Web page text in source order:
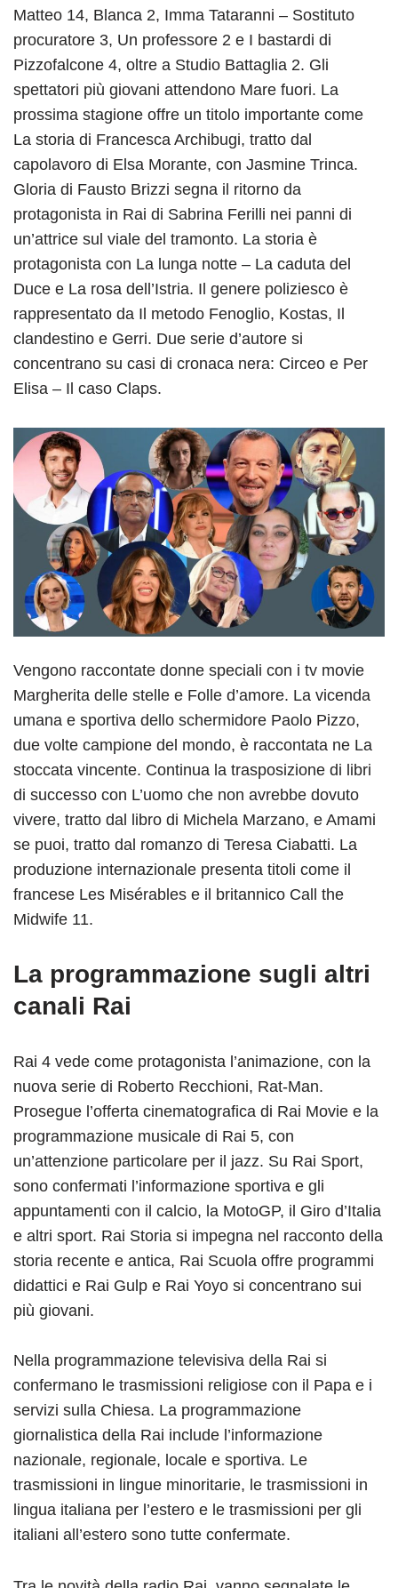
Matteo 14, Blanca 2, Imma Tataranni – Sostituto
procuratore 3, Un professore 2 e I bastardi di
Pizzofalcone 4, oltre a Studio Battaglia 2. Gli
spettatori più giovani attendono Mare fuori. La
prossima stagione offre un titolo importante come
La storia di Francesca Archibugi, tratto dal
capolavoro di Elsa Morante, con Jasmine Trinca.
Gloria di Fausto Brizzi segna il ritorno da
protagonista in Rai di Sabrina Ferilli nei panni di
un’attrice sul viale del tramonto. La storia è
protagonista con La lunga notte – La caduta del
Duce e La rosa dell’Istria. Il genere poliziesco è
rappresentato da Il metodo Fenoglio, Kostas, Il
clandestino e Gerri. Due serie d’autore si
concentrano su casi di cronaca nera: Circeo e Per
Elisa – Il caso Claps.
Vengono raccontate donne speciali con i tv movie
Margherita delle stelle e Folle d’amore. La vicenda
umana e sportiva dello schermidore Paolo Pizzo,
due volte campione del mondo, è raccontata ne La
stoccata vincente. Continua la trasposizione di libri
di successo con L’uomo che non avrebbe dovuto
vivere, tratto dal libro di Michela Marzano, e Amami
se puoi, tratto dal romanzo di Teresa Ciabatti. La
produzione internazionale presenta titoli come il
francese Les Misérables e il britannico Call the
Midwife 11.
La programmazione sugli altri
canali Rai
Rai 4 vede come protagonista l’animazione, con la
nuova serie di Roberto Recchioni, Rat-Man.
Prosegue l’offerta cinematografica di Rai Movie e la
programmazione musicale di Rai 5, con
un’attenzione particolare per il jazz. Su Rai Sport,
sono confermati l’informazione sportiva e gli
appuntamenti con il calcio, la MotoGP, il Giro d’Italia
e altri sport. Rai Storia si impegna nel racconto della
storia recente e antica, Rai Scuola offre programmi
didattici e Rai Gulp e Rai Yoyo si concentrano sui
più giovani.
Nella programmazione televisiva della Rai si
confermano le trasmissioni religiose con il Papa e i
servizi sulla Chiesa. La programmazione
giornalistica della Rai include l’informazione
nazionale, regionale, locale e sportiva. Le
trasmissioni in lingue minoritarie, le trasmissioni in
lingua italiana per l’estero e le trasmissioni per gli
italiani all’estero sono tutte confermate.